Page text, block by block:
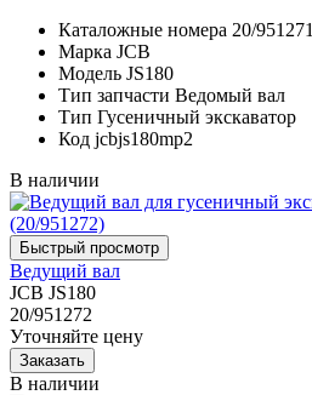
Каталожные номера 20/951271
Марка JCB
Модель JS180
Тип запчасти Ведомый вал
Тип Гусеничный экскаватор
Код jcbjs180mp2
В наличии
Ведущий вал
JCB JS180
20/951272
Уточняйте цену
В наличии